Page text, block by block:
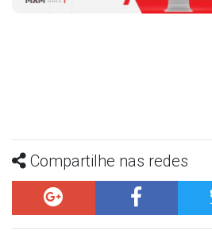
Compartilhe nas redes